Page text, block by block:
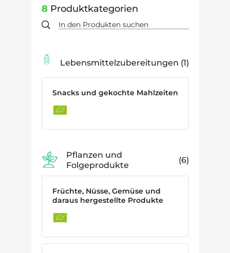
8Produktkategorien
Lebensmittelzubereitungen 1
Snacks und gekochte Mahlzeiten
Pflanzen und
Folgeprodukte
6
Früchte, Nüsse, Gemüse und
daraus hergestellte Produkte